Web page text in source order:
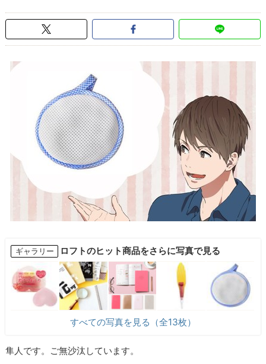
ギャラリー ロフトのヒット商品をさらに写真で見る
すべての写真を見る（全13枚）
隼人です。ご無沙汰しています。